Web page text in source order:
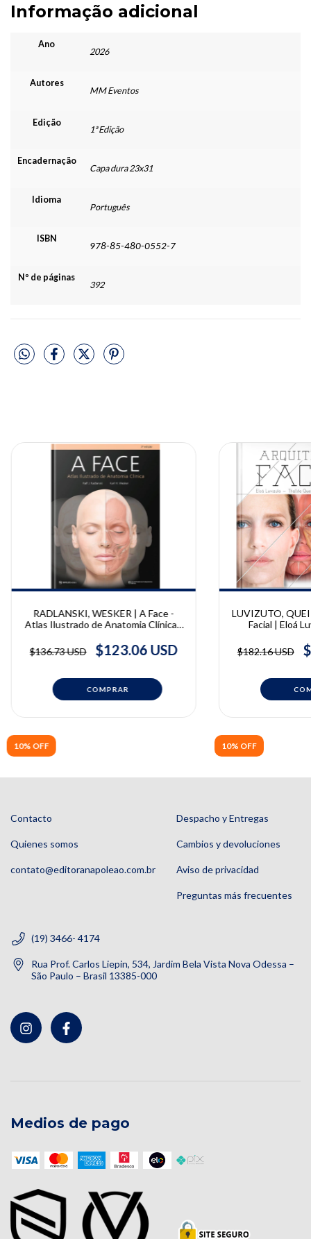
Informação adicional
Ano
2026
Autores
MM Eventos
Edição
1ª Edição
Encadernação
Capa dura 23x31
Idioma
Português
ISBN
978-85-480-0552-7
Nº de páginas
392
10% OFF
RADLANSKI, WESKER | A Face -
Atlas Ilustrado de Anatomia Clínica |
$136.73 USD
$123.06 USD
10% OFF
LUVIZUTO,
Facial | Eloá
$182.16 USD
Contacto
Quienes somos
contato@editoranapoleao.com.br
Despacho y Entregas
Cambios y devoluciones
Aviso de privacidad
Preguntas más frecuentes
(19) 3466- 4174
Rua Prof. Carlos Liepin, 534, Jardim Bela Vista Nova Odessa –
São Paulo – Brasil 13385-000
Medios de pago